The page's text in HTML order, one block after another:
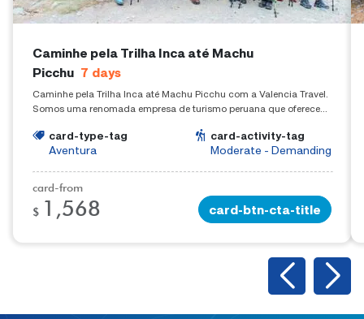
Caminhe pela Trilha Inca até Machu
Picchu 7 days
Caminhe pela Trilha Inca até Machu Picchu com a Valencia Travel.
Somos uma renomada empresa de turismo peruana que oferece
card-type-tag
Aventura
card-activity-tag
Moderate - Demanding
card-from
$ 1,568 card-btn-cta-title